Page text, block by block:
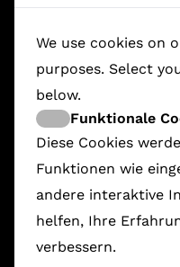
9-
The Lions
We use cookies on
purposes. Select
below.
Funktionale
Diese Cookies
Funktionen wie
andere interaktive
helfen, Ihre
verbessern.